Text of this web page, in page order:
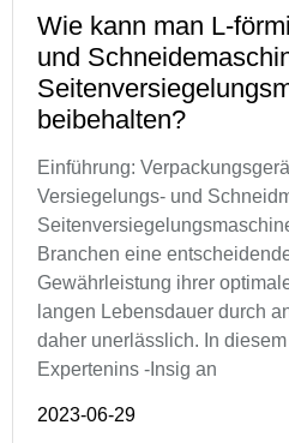
Wie kann man L-
und
beibehalten?
Einführung:
Versiegelungs- und
Branchen eine
Gewährleistung ihrer
langen Lebensdauer durch
daher unerlässlich. In
Expertenins -Insig an
2023-06-29